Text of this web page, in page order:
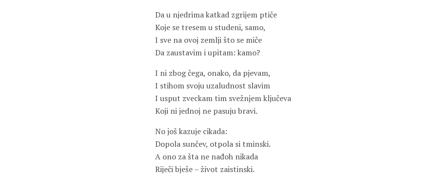
Da u njedrima katkad zgrijem ptiče
Koje se tresem u studeni, samo,
I sve na ovoj zemlji što se miče
Da zaustavim i upitam: kamo?
I ni zbog čega, onako, da pjevam,
I stihom svoju uzaludnost slavim
I usput zveckam tim svežnjem ključeva
Koji ni jednoj ne pasuju bravi.
No još kazuje cikada:
Dopola sunčev, otpola si tminski.
A ono za šta ne nađoh nikada
Riječi bješe – život zaistinski.